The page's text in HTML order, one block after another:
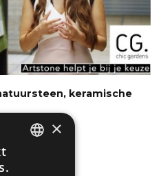
keramische
×